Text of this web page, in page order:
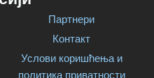
Партнери
Контакт
Услови коришћења и
политика приватности